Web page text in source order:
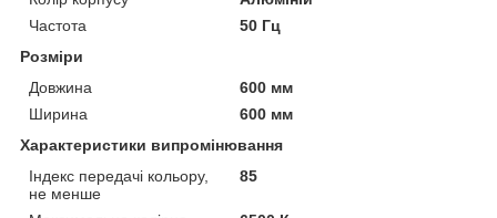
Частота
50 Гц
Розміри
Довжина
600 мм
Ширина
600 мм
Характеристики випромінювання
Індекс передачі кольору,
не менше
85